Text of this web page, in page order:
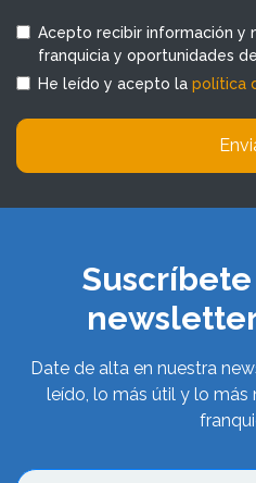
Acepto recibir información y
franquicia y oportunidades
He leído y acepto la política
Date de alta en nuestra
leído, lo más útil y lo más